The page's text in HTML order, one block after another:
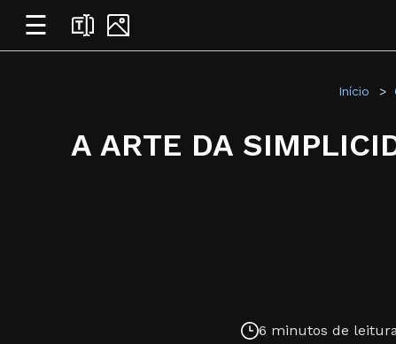
☰
Início
A ARTE DA
6 minutos de